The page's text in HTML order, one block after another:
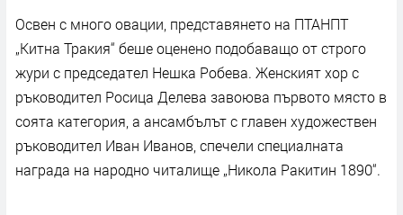
Освен с много овации, представянето на ПТАНПТ
„Китна Тракия“ беше оценено подобаващо от строго
жури с председател Нешка Робева. Женският хор с
ръководител Росица Делева завоюва първото място в
соята категория, а ансамбълът с главен художествен
ръководител Иван Иванов, спечели специалната
награда на народно читалище „Никола Ракитин 1890“.